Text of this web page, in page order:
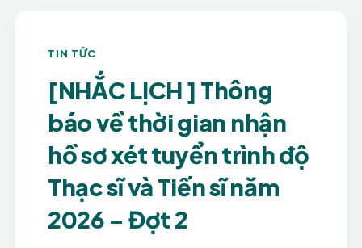
TIN TỨC
[NHẮC LỊCH ] Thông
báo về thời gian nhận
hồ sơ xét tuyển trình độ
Thạc sĩ và Tiến sĩ năm
2026 – Đợt 2